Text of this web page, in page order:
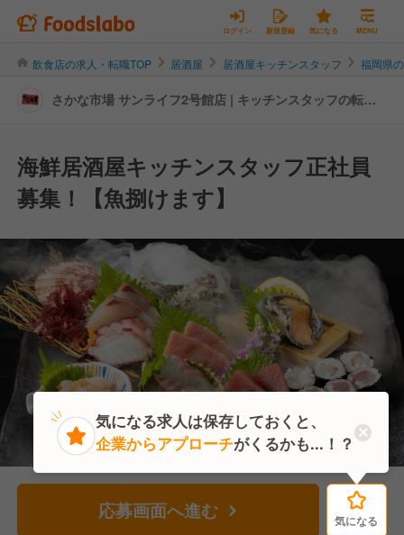
ログイン 新規登録 気になる MENU
飲食店の求人・転職TOP 居酒屋 居酒屋キッチンスタッフ 福岡県
さかな市場 サンライフ2号館店 | キッチンスタッフの転
海鮮居酒屋キッチンスタッフ正社員
募集！【魚捌けます】
応募画面へ進む 気になる
気になる
気になる求人は保存しておくと、
企業からアプローチがくるかも...！？